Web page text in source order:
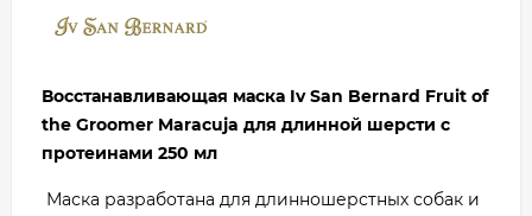
Восстанавливающая маска Iv San Bernard Fruit of
the Groomer Maracuja для длинной шерсти с
протеинами 250 мл
Маска разработана для длинношерстных собак и